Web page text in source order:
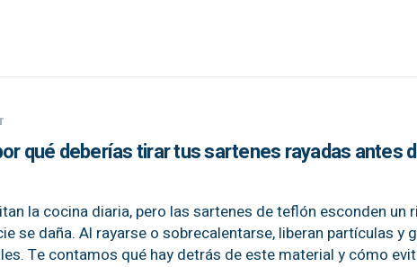
qué deberías tirar tus sartenes rayadas antes
la cocina diaria, pero las sartenes de teflón esconden un
se daña. Al rayarse o sobrecalentarse, liberan partículas y
Te contamos qué hay detrás de este material y cómo